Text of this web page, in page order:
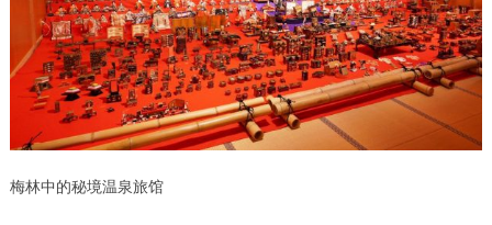
梅林中的秘境温泉旅馆